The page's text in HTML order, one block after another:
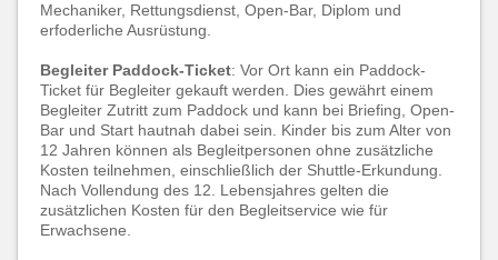
Mechaniker, Rettungsdienst, Open-Bar, Diplom und
erfoderliche Ausrüstung.
Begleiter Paddock-Ticket: Vor Ort kann ein Paddock-
Ticket für Begleiter gekauft werden. Dies gewährt einem
Begleiter Zutritt zum Paddock und kann bei Briefing, Open-
Bar und Start hautnah dabei sein. Kinder bis zum Alter von
12 Jahren können als Begleitpersonen ohne zusätzliche
Kosten teilnehmen, einschließlich der Shuttle-Erkundung.
Nach Vollendung des 12. Lebensjahres gelten die
zusätzlichen Kosten für den Begleitservice wie für
Erwachsene.